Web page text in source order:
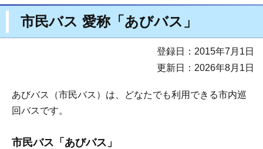
市民バス 愛称「あびバス」
登録日：2015年7月1日
更新日：2026年8月1日
あびバス（市民バス）は、どなたでも利用できる市内巡
回バスです。
市民バス「あびバス」